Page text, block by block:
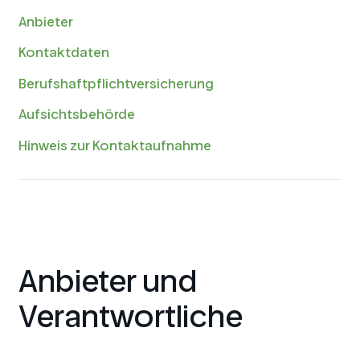
Anbieter
Kontaktdaten
Berufshaftpflichtversicherung
Aufsichtsbehörde
Hinweis zur Kontaktaufnahme
Anbieter und
Verantwortliche